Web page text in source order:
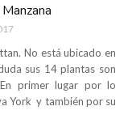
No está ubicado en
sus 14 plantas son
primer lugar por lo
York y también por su